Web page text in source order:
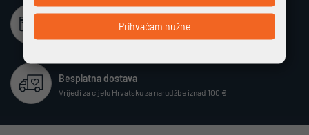
Različiti način plaćanja na rate bez kamata
Besplatna dostava
Vrijedi za cijelu Hrvatsku za narudžbe iznad 100 €
Prihvaćam nužne